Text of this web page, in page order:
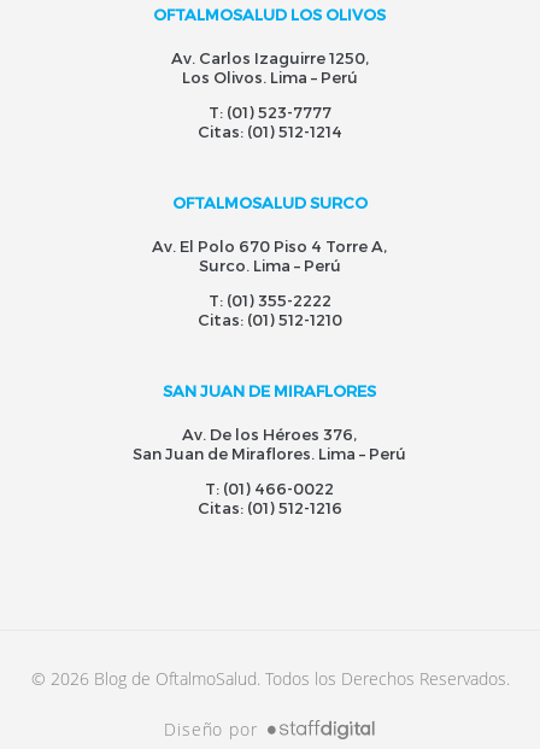
OFTALMOSALUD LOS OLIVOS
Av. Carlos Izaguirre 1250,
Los Olivos. Lima – Perú
T: (01) 523-7777
Citas: (01) 512-1214
OFTALMOSALUD SURCO
Av. El Polo 670 Piso 4 Torre A,
Surco. Lima – Perú
T: (01) 355-2222
Citas: (01) 512-1210
SAN JUAN DE MIRAFLORES
Av. De los Héroes 376,
San Juan de Miraflores. Lima – Perú
T: (01) 466-0022
Citas: (01) 512-1216
© 2026 Blog de OftalmoSalud. Todos los Derechos Reservados.
Diseño por